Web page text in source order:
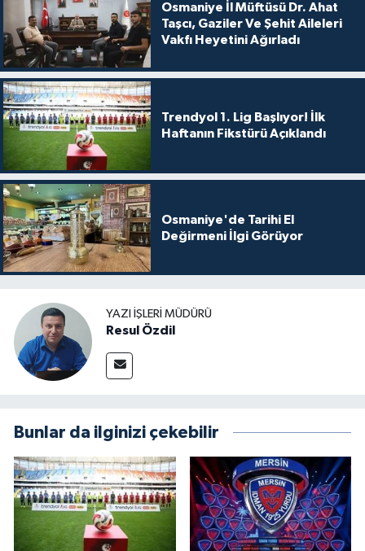
Osmaniye İl Müftüsü Dr. Ahat
Taşcı, Gaziler Ve Şehit Aileleri
Vakfı Heyetini Ağırladı
Trendyol 1. Lig Başlıyor! İlk
Haftanın Fikstürü Açıklandı
Osmaniye'de Tarihi El
Değirmeni İlgi Görüyor
YAZI İŞLERI MÜDÜRÜ
Resul Özdil
Bunlar da ilginizi çekebilir